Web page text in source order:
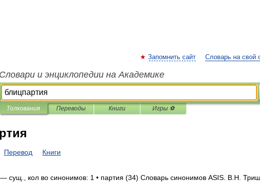
Запомнить сайт Словарь на свой
Словари и энциклопедии на Академике
Толкования Переводы Книги Игры ⚽
Перевод Книги
— сущ., кол во синонимов: 1 • партия (34) Словарь синонимов ASIS. В.Н.